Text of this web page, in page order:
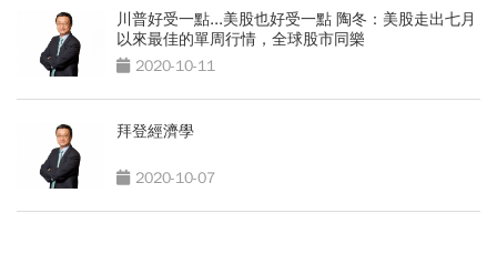
川普好受一點...美股也好受一點 陶冬：美股走出七月
以來最佳的單周行情，全球股市同樂
2020-10-11
拜登經濟學
2020-10-07